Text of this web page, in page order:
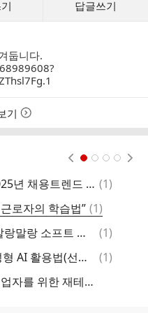
답글쓰기
둡니다.
기
최신 채용트렌드를 따라잡는 2025년 채용트렌드 특강 안내 댓
(1)
로자의 학습법” 댓
글
(1)
AI시대에 필요한 진정한 힘, 『말랑말랑 소프트 파워』 저자 특강
댓
(1)
특강)《직무종말의 시대》, 생성형 AI 활용법(선착순 100명 무료초대)
댓
(1)
특강)프리랜서, 1인기업가, 자영업자를 위한 재테크전문가가 알려주는 자산관리법